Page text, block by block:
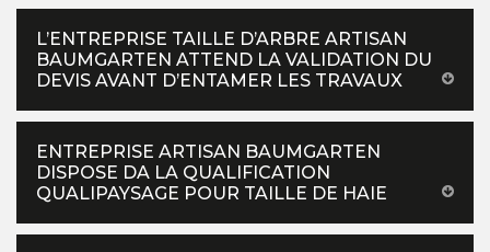
L’ENTREPRISE TAILLE D’ARBRE ARTISAN
BAUMGARTEN ATTEND LA VALIDATION DU
DEVIS AVANT D’ENTAMER LES TRAVAUX
ENTREPRISE ARTISAN BAUMGARTEN
DISPOSE DA LA QUALIFICATION
QUALIPAYSAGE POUR TAILLE DE HAIE